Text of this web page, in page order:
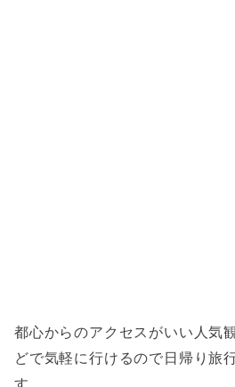
都心からのアクセスがいい人気
どで気軽に行けるので日帰り旅
す。